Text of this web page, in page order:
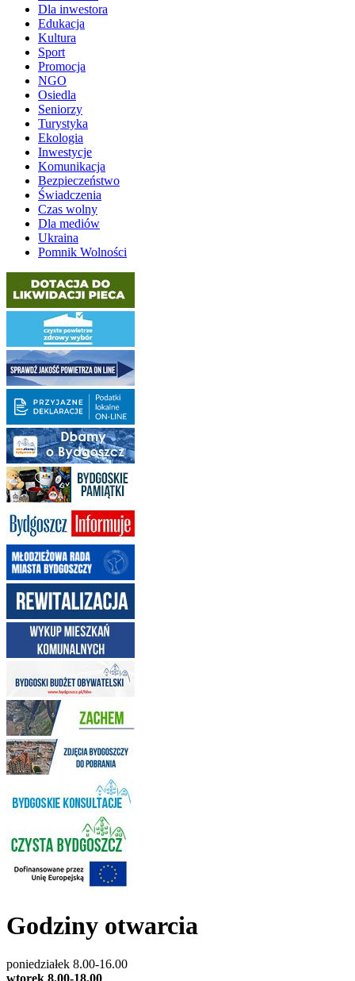
Dla inwestora
Edukacja
Kultura
Sport
Promocja
NGO
Osiedla
Seniorzy
Turystyka
Ekologia
Inwestycje
Komunikacja
Bezpieczeństwo
Świadczenia
Czas wolny
Dla mediów
Ukraina
Pomnik Wolności
Godziny otwarcia
poniedziałek 8.00-16.00